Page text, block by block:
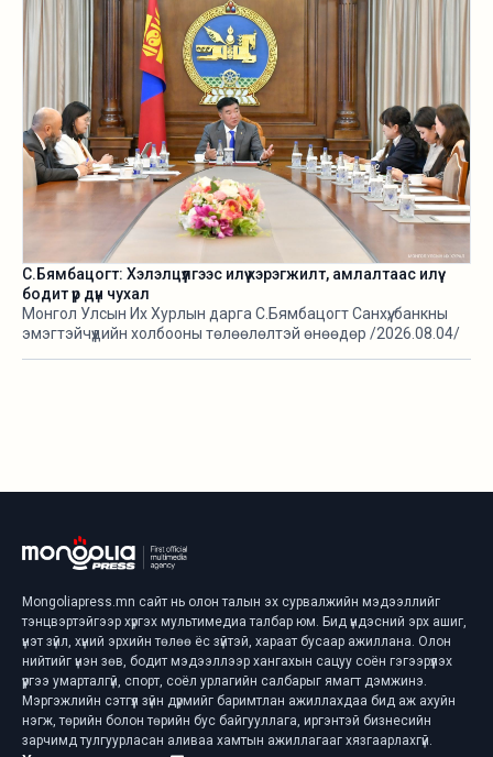
С.Бямбацогт: Хэлэлцүүлгээс илүү хэрэгжилт, амлалтаас илүү
бодит үр дүн чухал
Монгол Улсын Их Хурлын дарга С.Бямбацогт Санхүү, банкны
эмэгтэйчүүдийн холбооны төлөөлөлтэй өнөөдөр /2026.08.04/
Mongoliapress.mn сайт нь олон талын эх сурвалжийн мэдээллийг
тэнцвэртэйгээр хүргэх мультимедиа талбар юм. Бид үндэсний эрх ашиг,
үнэт зүйл, хүний эрхийн төлөө ёс зүйтэй, хараат бусаар ажиллана. Олон
нийтийг үнэн зөв, бодит мэдээллээр хангахын сацуу соён гэгээрүүлэх
үүргээ умарталгүй, спорт, соёл урлагийн салбарыг ямагт дэмжинэ.
Мэргэжлийн сэтгүүл зүйн дүрмийг баримтлан ажиллахдаа бид аж ахуйн
нэгж, төрийн болон төрийн бус байгууллага, иргэнтэй бизнесийн
зарчимд тулгуурласан аливаа хамтын ажиллагааг хязгаарлахгүй.